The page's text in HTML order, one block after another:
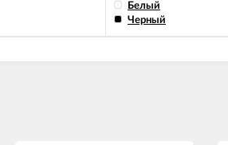
Белый
Черный